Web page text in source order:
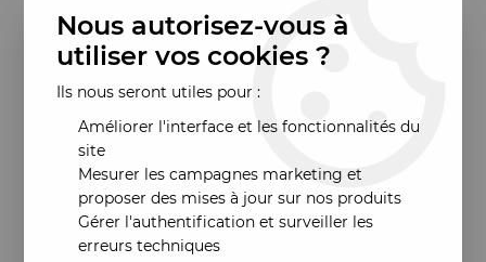
Nous autorisez-vous à
utiliser vos cookies ?
Ils nous seront utiles pour :
Améliorer l'interface et les fonctionnalités du
site
Mesurer les campagnes marketing et
proposer des mises à jour sur nos produits
Gérer l'authentification et surveiller les
erreurs techniques